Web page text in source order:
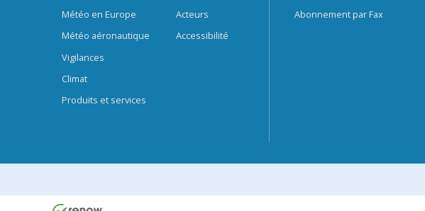
Météo en Europe
Météo aéronautique
Vigilances
Climat
Produits et services
Acteurs
Accessibilité
Abonnement par Fax